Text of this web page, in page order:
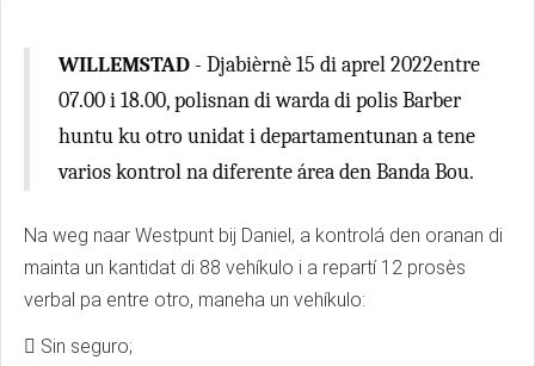
WILLEMSTAD - Djabièrnè 15 di aprel 2022entre
07.00 i 18.00, polisnan di warda di polis Barber
huntu ku otro unidat i departamentunan a tene
varios kontrol na diferente área den Banda Bou.
Na weg naar Westpunt bij Daniel, a kontrolá den oranan di
mainta un kantidat di 88 vehíkulo i a repartí 12 prosès
verbal pa entre otro, maneha un vehíkulo:
 Sin seguro;